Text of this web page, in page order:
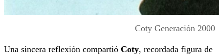
Coty Generación 2000
Una sincera reflexión compartió Coty, recordada figura de